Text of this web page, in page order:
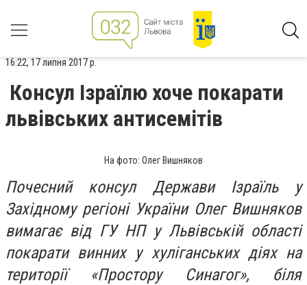
16:22, 17 липня 2017 р.
Консул Ізраїлю хоче покарати
львівських антисемітів
На фото: Олег Вишняков
Почесний консул Держави Ізраїль у
Західному регіоні України Олег Вишняков
вимагає від ГУ НП у Львівській області
покарати винних у хуліганських діях на
території «Простору Синагог», біля